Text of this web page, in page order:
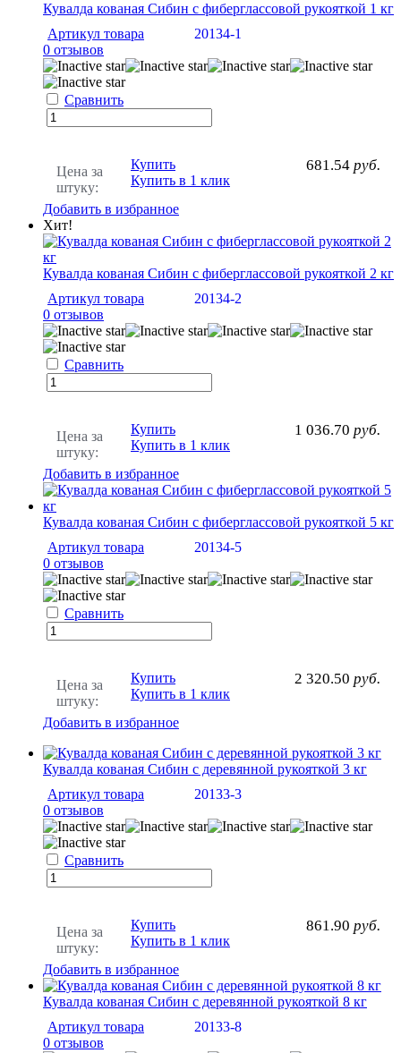
Кувалда кованая Сибин с фиберглассовой рукояткой 1 кг
Артикул товара
20134-1
0 отзывов
Сравнить
Цена за
штуку:
681.54 руб.
Купить
Купить в 1 клик
Добавить в избранное
Хит!
Кувалда кованая Сибин с фиберглассовой рукояткой 2 кг
Артикул товара
20134-2
0 отзывов
Сравнить
Цена за
штуку:
1 036.70 руб.
Купить
Купить в 1 клик
Добавить в избранное
Кувалда кованая Сибин с фиберглассовой рукояткой 5 кг
Артикул товара
20134-5
0 отзывов
Сравнить
Цена за
штуку:
2 320.50 руб.
Купить
Купить в 1 клик
Добавить в избранное
Кувалда кованая Сибин с деревянной рукояткой 3 кг
Артикул товара
20133-3
0 отзывов
Сравнить
Цена за
штуку:
861.90 руб.
Купить
Купить в 1 клик
Добавить в избранное
Кувалда кованая Сибин с деревянной рукояткой 8 кг
Артикул товара
20133-8
0 отзывов